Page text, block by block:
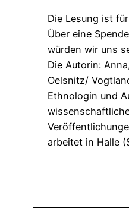
Die Lesung ist
Über eine
würden wir uns
Die Autorin:
Oelsnitz/
Ethnologin und
arbeitet in Halle